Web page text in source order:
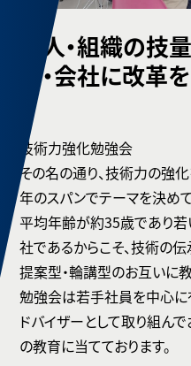
個人・組織の技
分・会社に改革
技術力強化勉強会
その名の通り、技術力の強
年のスパンでテーマを決め
平均年齢が約35歳であり
社であるからこそ、技術の
提案型・輪講型のお互いに
勉強会は若手社員を中心に
ドバイザーとして取り組ん
の教育に当てております。